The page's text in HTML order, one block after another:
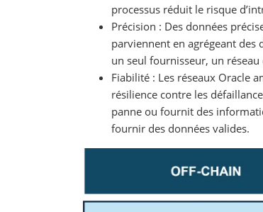
processus réduit le risque
Précision : Des données
parviennent en agrégeant des
un seul fournisseur, un
Fiabilité : Les réseaux Oracle
résilience contre les
panne ou fournit des
fournir des données valides.